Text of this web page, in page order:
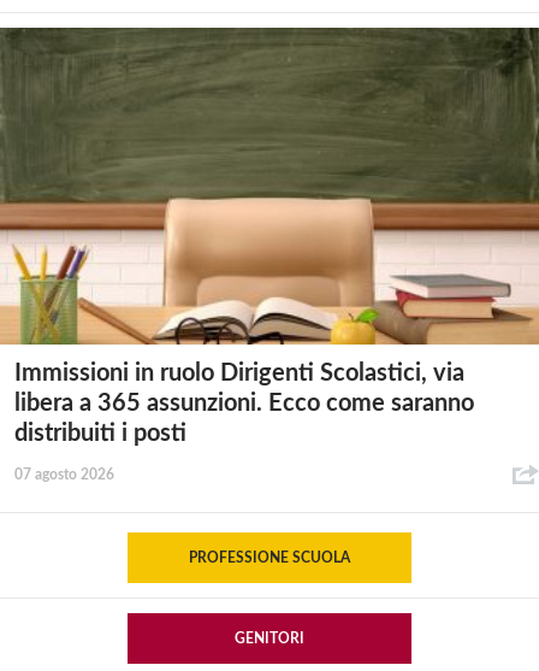
Immissioni in ruolo Dirigenti Scolastici, via
libera a 365 assunzioni. Ecco come saranno
distribuiti i posti
07 agosto 2026
PROFESSIONE SCUOLA
GENITORI